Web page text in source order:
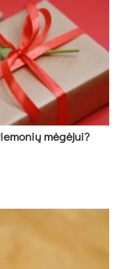
mėgėjui?